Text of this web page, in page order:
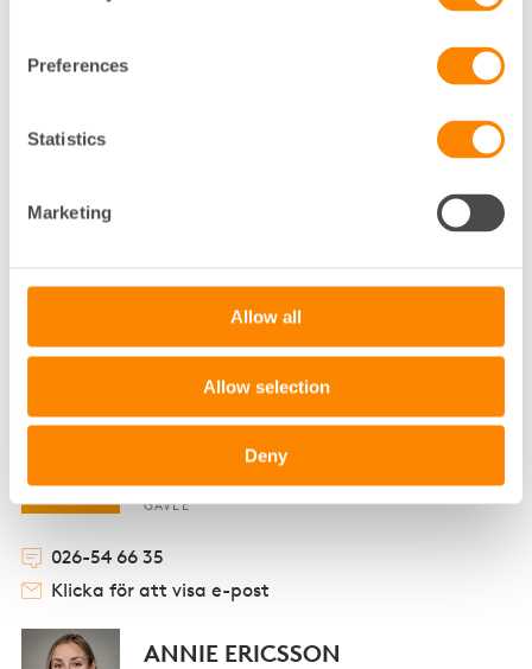
Preferences
Statistics
Marketing
Allow all
Allow selection
Deny
Klicka för att visa e-post
ANNA-KARIN ELFVERSON
ANNA-LENA MALM LARSSON
HYRESADMINISTRATÖR
GÄVLE
026-54 66 35
Klicka för att visa e-post
ANNIE ERICSSON